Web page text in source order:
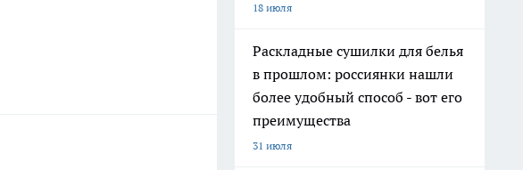
18 июля
Раскладные сушилки для белья
в прошлом: россиянки нашли
более удобный способ - вот его
преимущества
31 июля